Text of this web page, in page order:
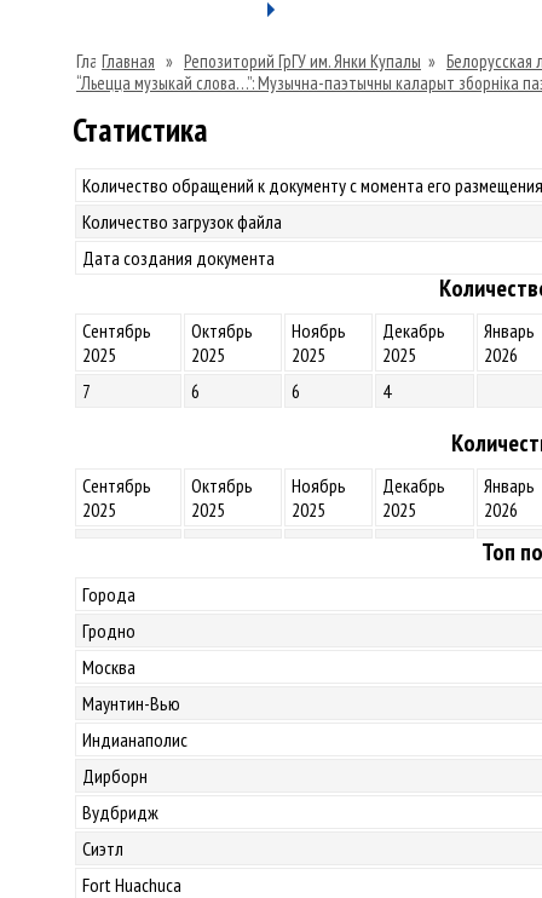
Главная » Репозиторий ГрГУ им. Янки Купалы » Белорусская
“Льецца музыкай слова…”: Музычна-паэтычны каларыт зборніка
Статистика
Количество обращений к документу с момента его
Количество загрузок файла
Дата создания документа
Сентябрь
2025
Октябрь
2025
Ноябрь
2025
Декабрь
2025
Январь
2026
7
6 6 4
Сентябрь
2025
Октябрь
2025
Ноябрь
2025
Декабрь
2025
Январь
2026
Топ
Города
Гродно
Москва
Маунтин-Вью
Индианаполис
Дирборн
Вудбридж
Сиэтл
Fort Huachuca